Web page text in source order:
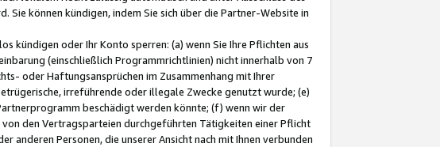
Sie können kündigen, indem Sie sich über die Partner-Website in
kündigen oder Ihr Konto sperren: (a) wenn Sie Ihre Pflichten aus
(einschließlich Programmrichtlinien) nicht innerhalb von 7
oder Haftungsansprüchen im Zusammenhang mit Ihrer
irreführende oder illegale Zwecke genutzt wurde; (e)
beschädigt werden könnte; (f) wenn wir der
den Vertragsparteien durchgeführten Tätigkeiten einer Pflicht
Personen, die unserer Ansicht nach mit Ihnen verbunden